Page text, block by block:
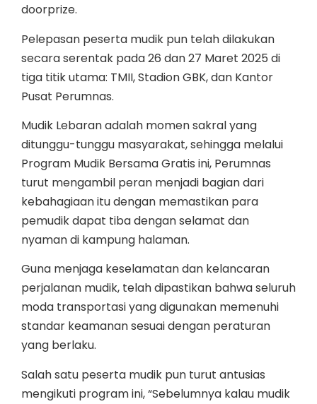
doorprize.
Pelepasan peserta mudik pun telah dilakukan
secara serentak pada 26 dan 27 Maret 2025 di
tiga titik utama: TMII, Stadion GBK, dan Kantor
Pusat Perumnas.
Mudik Lebaran adalah momen sakral yang
ditunggu-tunggu masyarakat, sehingga melalui
Program Mudik Bersama Gratis ini, Perumnas
turut mengambil peran menjadi bagian dari
kebahagiaan itu dengan memastikan para
pemudik dapat tiba dengan selamat dan
nyaman di kampung halaman.
Guna menjaga keselamatan dan kelancaran
perjalanan mudik, telah dipastikan bahwa seluruh
moda transportasi yang digunakan memenuhi
standar keamanan sesuai dengan peraturan
yang berlaku.
Salah satu peserta mudik pun turut antusias
mengikuti program ini, “Sebelumnya kalau mudik